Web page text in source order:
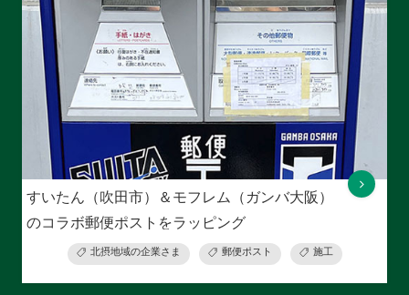
すいたん（吹田市）＆モフレム（ガンバ大阪）
のコラボ郵便ポストをラッピング
北摂地域の企業さま 郵便ポスト 施工